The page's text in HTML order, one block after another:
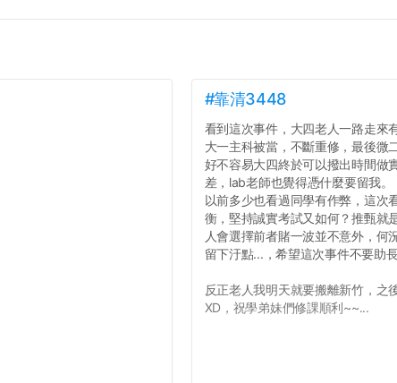
#靠清3448
看到這次事件，大四老人一路走來
大一主科被當，不斷重修，最後微
好不容易大四終於可以撥出時間做
差，lab老師也覺得憑什麼要留我。
以前多少也看過同學有作弊，這次
衡，堅持誠實考試又如何？推甄就
人會選擇前者賭一波並不意外，何
留下汙點...，希望這次事件不要助
反正老人我明天就要搬離新竹，之
XD，祝學弟妹們修課順利~~...